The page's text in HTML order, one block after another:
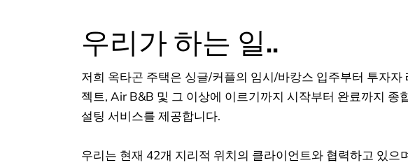
우리가 하는 일..
저희 옥타곤 주택은 싱글/커플의 임시/바캉스 입주부터 투자자
젝트, Air B&B 및 그 이상에 이르기까지 시작부터 완료까지 종
설팅 서비스를 제공합니다.
우리는 현재 42개 지리적 위치의 클라이언트와 협력하고 있으